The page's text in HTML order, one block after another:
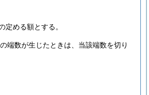
定める額とする。
端数が生じたときは、当該端数を切り